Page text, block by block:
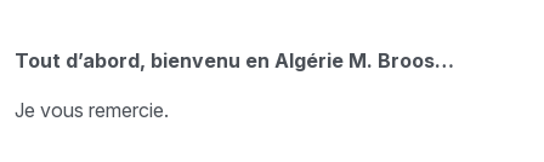
Tout d’abord, bienvenu en Algérie M. Broos…
Je vous remercie.